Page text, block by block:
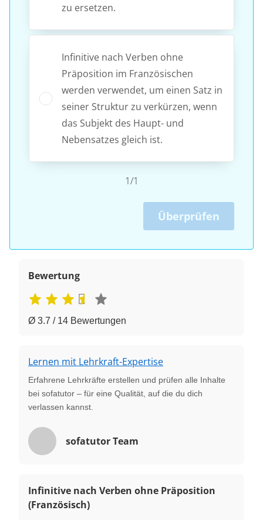
zu ersetzen.
Infinitive nach Verben ohne
Präposition im Französischen
werden verwendet, um einen Satz in
seiner Struktur zu verkürzen, wenn
das Subjekt des Haupt- und
Nebensatzes gleich ist.
1/1
Überprüfen
Bewertung
Ø 3.7 / 14 Bewertungen
Lernen mit Lehrkraft-Expertise
Erfahrene Lehrkräfte erstellen und prüfen alle Inhalte
bei sofatutor – für eine Qualität, auf die du dich
verlassen kannst.
sofatutor Team
Infinitive nach Verben ohne Präposition
(Französisch)